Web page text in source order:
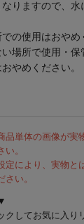
りますので、
の使用はおやめ
場所で使用・保
やめください。
単体の画像が実
い。
により、実物と
さい。
してお気に入り